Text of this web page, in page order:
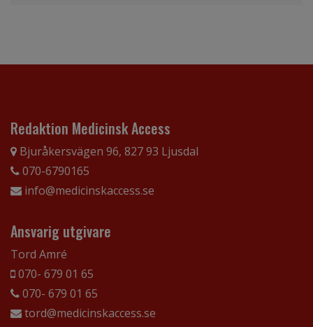
Redaktion Medicinsk Access
Bjuråkersvägen 96, 827 93 Ljusdal
070-6790165
info@medicinskaccess.se
Ansvarig utgivare
Tord Amré
070- 679 01 65
070- 679 01 65
tord@medicinskaccess.se